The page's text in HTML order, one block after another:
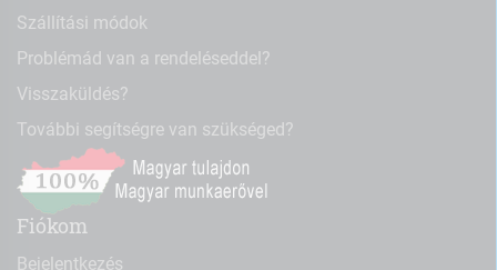
Szállítási módok
Problémád van a rendeléseddel?
Visszaküldés?
További segítségre van szükséged?
Fiókom
Bejelentkezés